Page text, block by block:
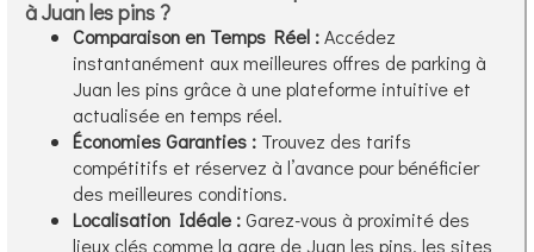
à Juan les pins ?
Comparaison en Temps Réel :Accédez
instantanément aux meilleures offres de parking à
Juan les pins grâce à une plateforme intuitive et
actualisée en temps réel.
Économies Garanties : Trouvez des tarifs
compétitifs et réservez à l’avance pour bénéficier
des meilleures conditions.
Localisation Idéale :Garez-vous à proximité des
lieux clés comme la gare de Juan les pins, les sites